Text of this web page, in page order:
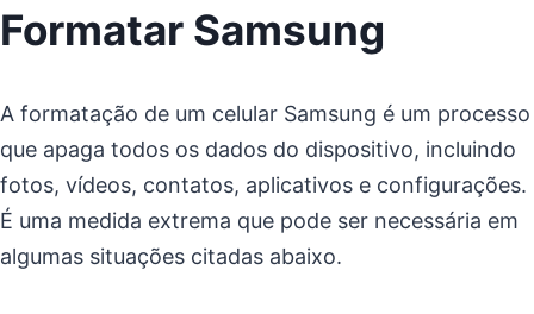
Formatar Samsung
A formatação de um celular Samsung é um processo
que apaga todos os dados do dispositivo, incluindo
fotos, vídeos, contatos, aplicativos e configurações.
É uma medida extrema que pode ser necessária em
algumas situações citadas abaixo.